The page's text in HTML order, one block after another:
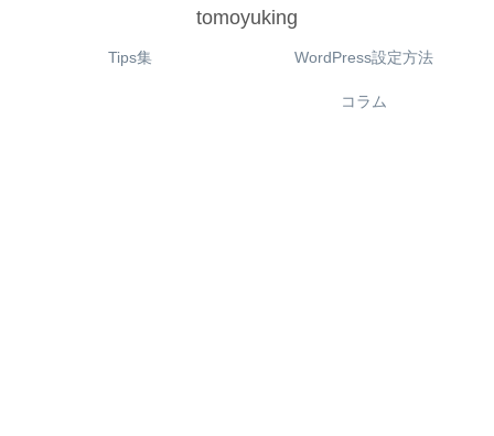
tomoyuking
Tips集 WordPress設定方法
コラム